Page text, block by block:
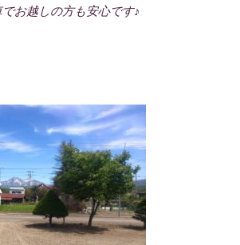
お越しの方も安心です♪